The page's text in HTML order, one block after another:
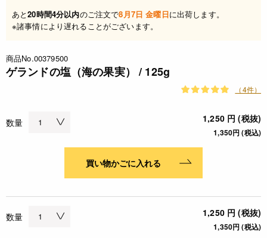
あと20時間4分以内のご注文で8月7日 金曜日に出荷します。
※諸事情により遅れることがございます。
商品No.00379500
ゲランドの塩（海の果実） / 125g
（4件）
数量 1,250 円 (税抜)
1,350円 (税込)
買い物かごに入れる
数量 1,250 円 (税抜)
1,350円 (税込)